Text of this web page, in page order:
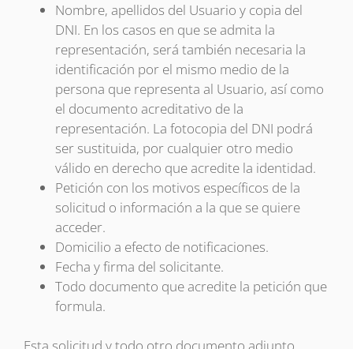
Nombre, apellidos del Usuario y copia del
DNI. En los casos en que se admita la
representación, será también necesaria la
identificación por el mismo medio de la
persona que representa al Usuario, así como
el documento acreditativo de la
representación. La fotocopia del DNI podrá
ser sustituida, por cualquier otro medio
válido en derecho que acredite la identidad.
Petición con los motivos específicos de la
solicitud o información a la que se quiere
acceder.
Domicilio a efecto de notificaciones.
Fecha y firma del solicitante.
Todo documento que acredite la petición que
formula.